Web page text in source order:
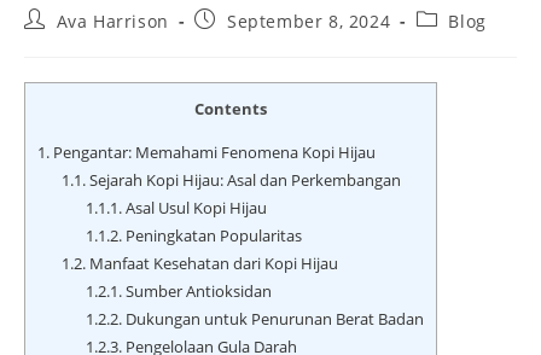
PostAva Harrison
PostSeptember 8, 2024
PostBlog
Contents
1. Pengantar: Memahami Fenomena Kopi Hijau
1.1.Sejarah Kopi Hijau: Asal dan Perkembangan
1.1.1.Asal Usul Kopi Hijau
1.1.2.Peningkatan Popularitas
1.2.Manfaat Kesehatan dari Kopi Hijau
1.2.1.Sumber Antioksidan
1.2.2.Dukungan untuk Penurunan Berat Badan
1.2.3.Pengelolaan Gula Darah